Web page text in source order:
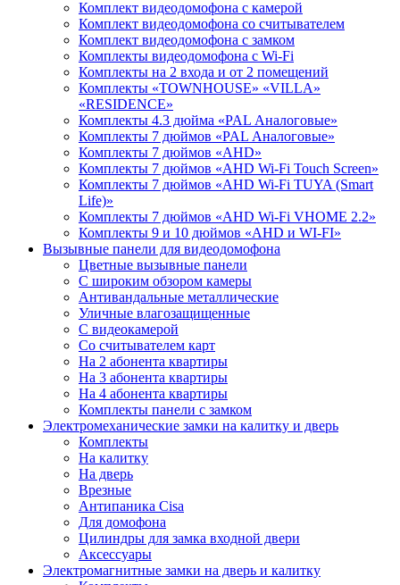
Комплект видеодомофона с камерой
Комплект видеодомофона со считывателем
Комплект видеодомофона c замком
Комплекты видеодомофона с Wi-Fi
Комплекты на 2 входа и от 2 помещений
Комплекты «TOWNHOUSE» «VILLA»
«RESIDENCE»
Комплекты 4.3 дюйма «PAL Аналоговые»
Комплекты 7 дюймов «PAL Аналоговые»
Комплекты 7 дюймов «AHD»
Комплекты 7 дюймов «AHD Wi-Fi Touch Screen»
Комплекты 7 дюймов «AHD Wi-Fi TUYA (Smart
Life)»
Комплекты 7 дюймов «AHD Wi-Fi VHOME 2.2»
Комплекты 9 и 10 дюймов «AHD и WI-FI»
Вызывные панели для видеодомофона
Цветные вызывные панели
С широким обзором камеры
Антивандальные металлические
Уличные влагозащищенные
С видеокамерой
Со считывателем карт
На 2 абонента квартиры
На 3 абонента квартиры
На 4 абонента квартиры
Комплекты панели с замком
Электромеханические замки на калитку и дверь
Комплекты
На калитку
На дверь
Врезные
Антипаника Cisa
Для домофона
Цилиндры для замка входной двери
Аксессуары
Электромагнитные замки на дверь и калитку